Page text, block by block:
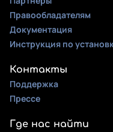
Правообладателям
Документация
Инструкция по
Контакты
Поддержка
Прессе
Где нас найти